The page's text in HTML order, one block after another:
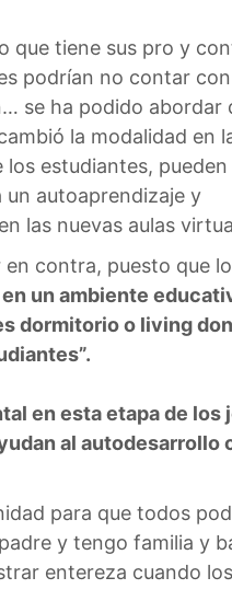
que tiene sus pro y
podrían no contar con
se ha podido abordar
la modalidad en
estudiantes, pueden
autoaprendizaje y
las nuevas aulas
contra, puesto que
un ambiente
dormitorio o living
en esta etapa de los
al
para que todos
y tengo familia y
entereza cuando